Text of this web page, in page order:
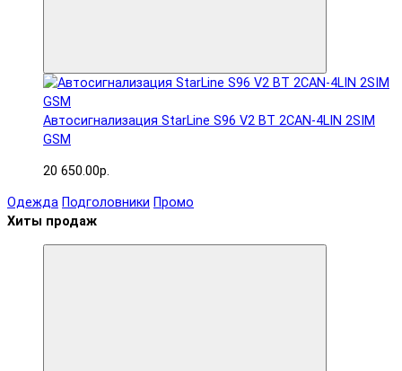
Автосигнализация StarLine S96 V2 BT 2CAN-4LIN 2SIM
GSM
20 650.00р.
Одежда Подголовники Промо
Хиты продаж